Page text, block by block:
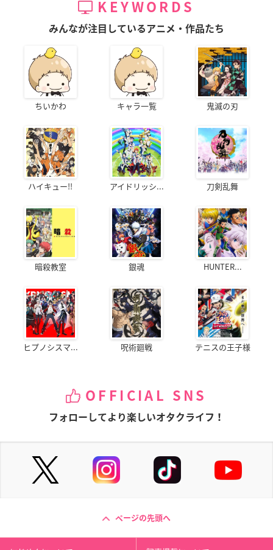
KEYWORDS
みんなが注目しているアニメ・作品たち
ちいかわ キャラ一覧 鬼滅の刃
ハイキュー!! アイドリッシ... 刀剣乱舞
暗殺教室 銀魂 HUNTER...
ヒプノシスマ... 呪術廻戦 テニスの王子様
OFFICIAL SNS
フォローしてより楽しいオタクライフ！
ページの先頭へ